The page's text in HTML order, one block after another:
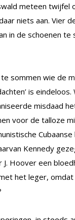
meteen
niets aan. Vier
in de schoenen
sommen wie de
is
misdaad
voor de talloze
Kennedy
Hoover een
het leger,